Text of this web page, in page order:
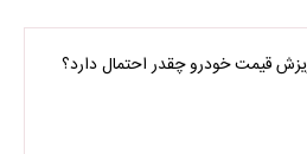
قیمت خودرو چقدر احتمال دارد؟